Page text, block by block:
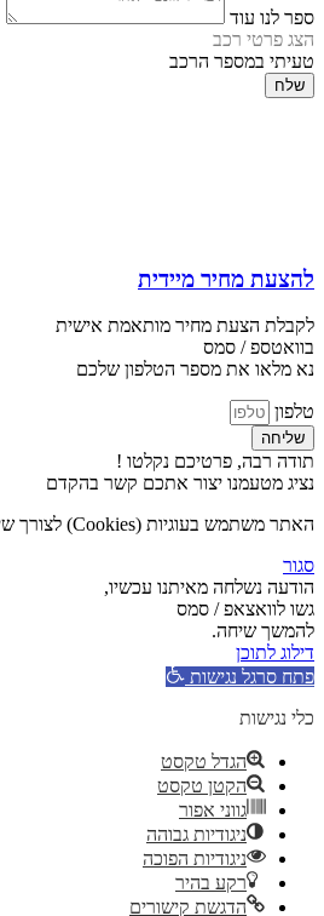
ספר לנו עוד
הצג פרטי רכב
טעיתי במספר הרכב
שלח
להצעת מחיר מיידית
לקבלת הצעת מחיר מותאמת אישית
בוואטספ / סמס
נא מלאו את מספר הטלפון שלכם
טלפון
שליחה
תודה רבה, פרטיכם נקלטו !
נציג מטעמנו יצור אתכם קשר בהקדם
האתר משתמש בעוגיות (Cookies) לצורך שיפור חוויית המשתמש, ניתוח נתוני גלישה והתאמת תכנים אישית. המשך השימוש באתר מהווה הסכמה לשימוש בעוגיות בהתאם ל
סגור
הודעה נשלחה מאיתנו עכשיו,
גשו לוואצאפ / סמס
להמשך שיחה.
דילוג לתוכן
פתח סרגל נגישות
כלי נגישות
הגדל טקסט
הקטן טקסט
גווני אפור
ניגודיות גבוהה
ניגודיות הפוכה
רקע בהיר
הדגשת קישורים